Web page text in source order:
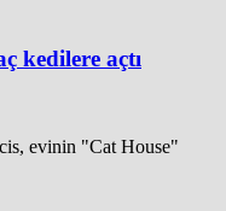
kedilere açtı
evinin "Cat House"